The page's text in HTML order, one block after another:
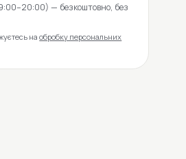
— безкоштовно, без
наобробку персональних